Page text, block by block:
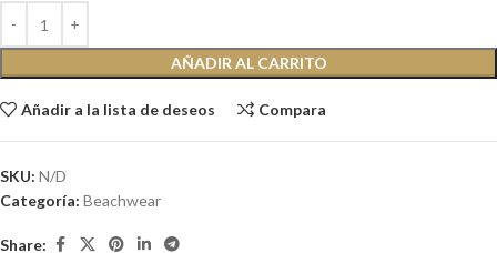
AÑADIR AL CARRITO
Añadir a la lista de deseos Compara
SKU: N/D
Categoría: Beachwear
Share: